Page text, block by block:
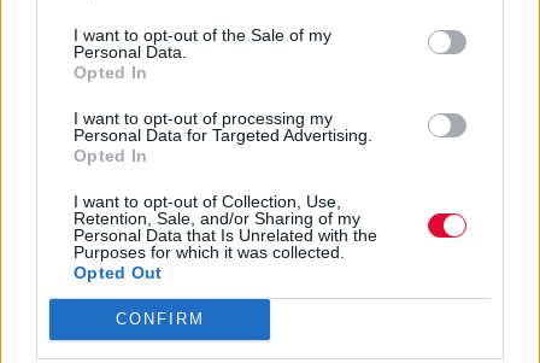
I want to opt-out of the Sale of my
Personal Data.
Opted In
I want to opt-out of processing my
Personal Data for Targeted Advertising.
Opted In
I want to opt-out of Collection, Use,
Retention, Sale, and/or Sharing of my
Personal Data that Is Unrelated with the
Purposes for which it was collected.
Opted Out
CONFIRM
MOOD OF THE DAY
Ποτέ δεν είναι αργά,
κυριολεκτικά. Ο Άντονι Χόπκινς
και κυκλοφορεί το 1ο του
άλμπουμ με ορχηστρικές συνθέσεις και τίτλο:
Life Is A Dream. Φυσικά και είναι Άντονι...
Μάκης Μηλάτος